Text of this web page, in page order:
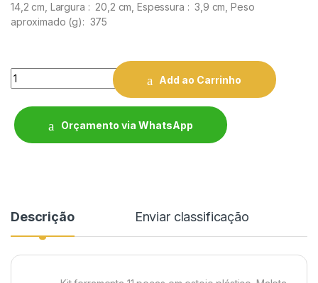
14,2 cm, Largura : 20,2 cm, Espessura : 3,9 cm,Peso
aproximado (g): 375
Quantity
Add ao Carrinho
Orçamento via WhatsApp
Descrição Enviar classificação